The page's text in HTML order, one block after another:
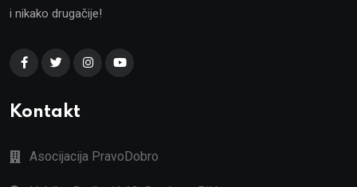
i nikako drugačije!
Kontakt
Asocijacija PravoDobro